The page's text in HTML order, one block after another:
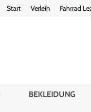
Start Verleih Fahrrad
BEKLEIDUNG